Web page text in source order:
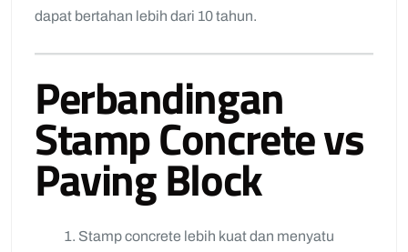
dapat bertahan lebih dari 10 tahun.
Perbandingan
Stamp Concrete vs
Paving Block
Stamp concrete lebih kuat dan menyatu